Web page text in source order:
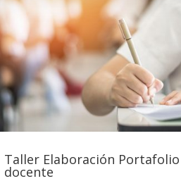
Taller Elaboración Portafolio
docente